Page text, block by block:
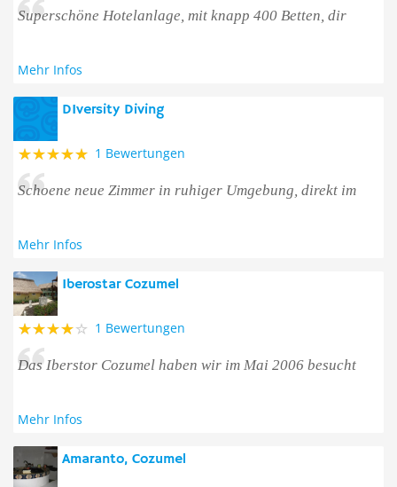
Superschöne Hotelanlage, mit knapp 400 Betten, dir
Mehr Infos
DIversity Diving
1 Bewertungen
Schoene neue Zimmer in ruhiger Umgebung, direkt im
Mehr Infos
Iberostar Cozumel
1 Bewertungen
Das Iberstor Cozumel haben wir im Mai 2006 besucht
Mehr Infos
Amaranto, Cozumel